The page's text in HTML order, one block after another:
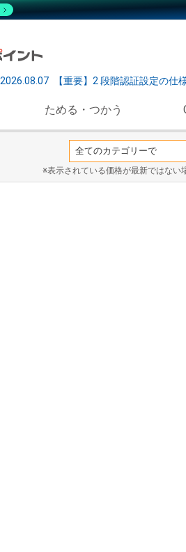
2026.08.07 【重要】2 段階認証設定の仕
ためる・つかう
※表示されている価格が最新ではない